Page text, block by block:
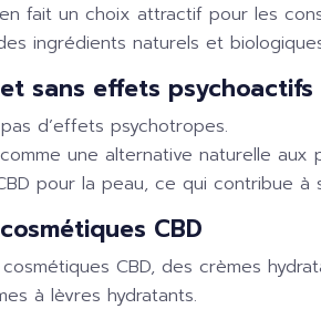
fait un choix attractif pour les
ingrédients naturels et
sans effets psychoactifs
d’effets psychotropes.
une alternative naturelle aux
pour la peau, ce qui contribue à
CBD
CBD, des crèmes
à lèvres hydratants.